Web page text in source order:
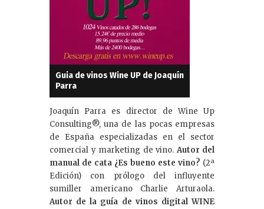
Guia de vinos Wine UP de Joaquín
Parra
Joaquín Parra es director de Wine Up
Consulting®, una de las pocas empresas
de España especializadas en el sector
comercial y marketing de vino.Autor del
manual de cata ¿Es bueno este vino? (2ª
Edición) con prólogo del influyente
sumiller americano Charlie Arturaola.
Autor de la guía de vinos digital WINE